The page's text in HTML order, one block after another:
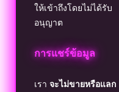
ให้เข้าถึงโดยไม่ได้รับ
อนุญาต
การแชร์ข้อมูล
เรา จะไม่ขายหรือแลก